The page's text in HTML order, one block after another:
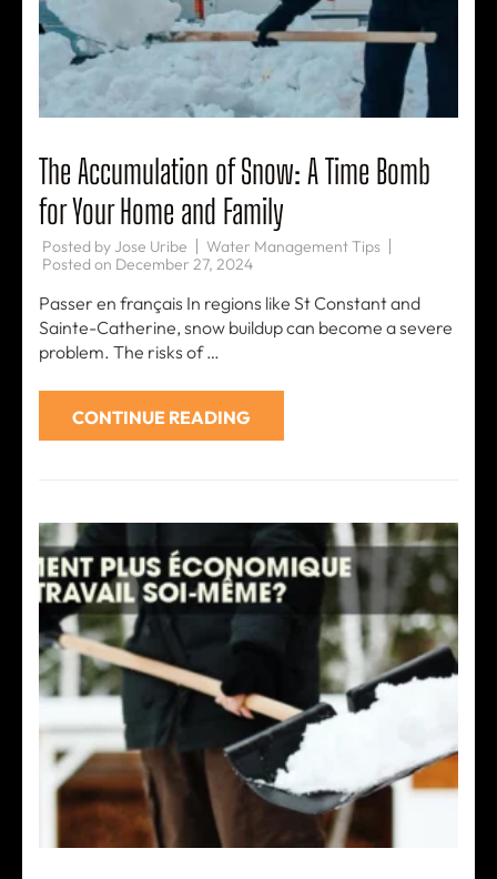
The Accumulation of Snow: A Time Bomb
for Your Home and Family
Posted by Jose Uribe
Water Management Tips
Posted on December 27, 2024
Passer en français In regions like St Constant and
Sainte-Catherine, snow buildup can become a severe
problem. The risks of …
CONTINUE READING